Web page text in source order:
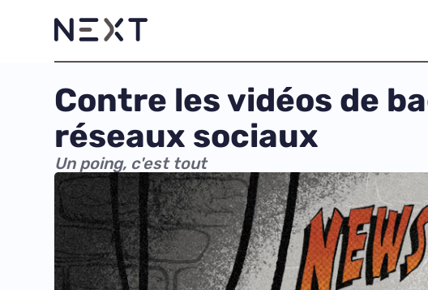
Contre les vidéos de
réseaux sociaux
Un poing, c'est tout